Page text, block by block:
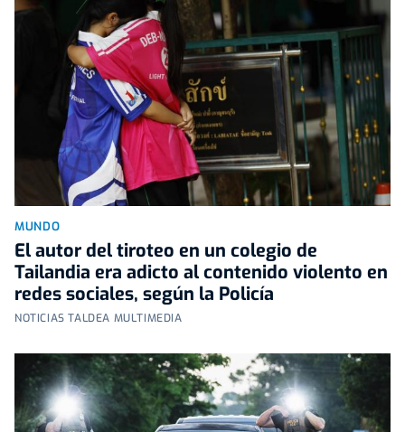
MUNDO
El autor del tiroteo en un colegio de
Tailandia era adicto al contenido violento en
redes sociales, según la Policía
NOTICIAS TALDEA MULTIMEDIA